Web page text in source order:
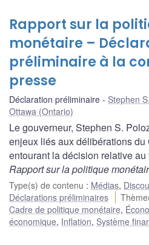
Rapport sur la
monétaire –
préliminaire à la
presse
Déclaration préliminaire Stephen
Ottawa (Ontario)
Le gouverneur, Stephen S.
enjeux liés aux délibérations
entourant la décision relative
Rapport sur la politique
Type(s) de contenu : Médias,
Déclarations préliminaires
Cadre de politique monétaire,
économique, Inflation, Système